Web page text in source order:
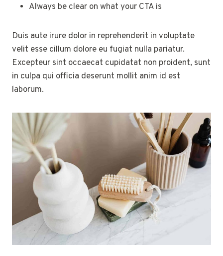
Always be clear on what your CTA is
Duis aute irure dolor in reprehenderit in voluptate
velit esse cillum dolore eu fugiat nulla pariatur.
Excepteur sint occaecat cupidatat non proident, sunt
in culpa qui officia deserunt mollit anim id est
laborum.